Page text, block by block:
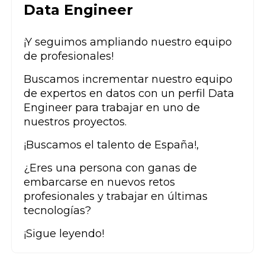
Data Engineer
¡Y seguimos ampliando nuestro equipo
de profesionales!
Buscamos incrementar nuestro equipo
de expertos en datos con un perfil Data
Engineer para trabajar en uno de
nuestros proyectos.
¡Buscamos el talento de España!,
¿Eres una persona con ganas de
embarcarse en nuevos retos
profesionales y trabajar en últimas
tecnologías?
¡Sigue leyendo!